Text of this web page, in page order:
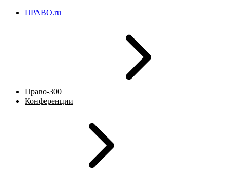
ПРАВО.ru
Право-300
Конференции